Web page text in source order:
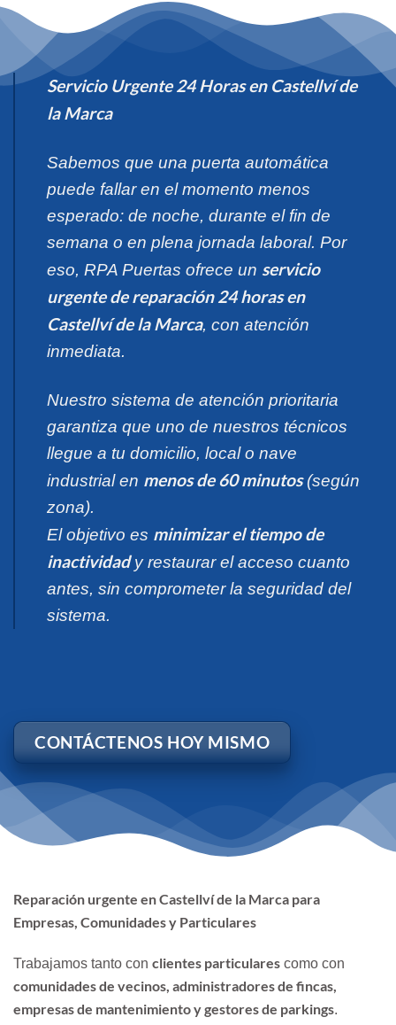
Servicio Urgente 24 Horas en Castellví de
la Marca
Sabemos que una puerta automática
puede fallar en el momento menos
esperado: de noche, durante el fin de
semana o en plena jornada laboral. Por
eso, RPA Puertas ofrece un servicio
urgente de reparación 24 horas en
Castellví de la Marca, con atención
inmediata.
Nuestro sistema de atención prioritaria
garantiza que uno de nuestros técnicos
llegue a tu domicilio, local o nave
industrial en menos de 60 minutos(según
zona).
El objetivo es minimizar el tiempo de
inactividady restaurar el acceso cuanto
antes, sin comprometer la seguridad del
sistema.
CONTÁCTENOS HOY MISMO
Reparación urgente en Castellví de la Marca para
Empresas, Comunidades y Particulares
Trabajamos tanto con clientes particulares como con
comunidades de vecinos, administradores de fincas,
empresas de mantenimiento y gestores de parkings.